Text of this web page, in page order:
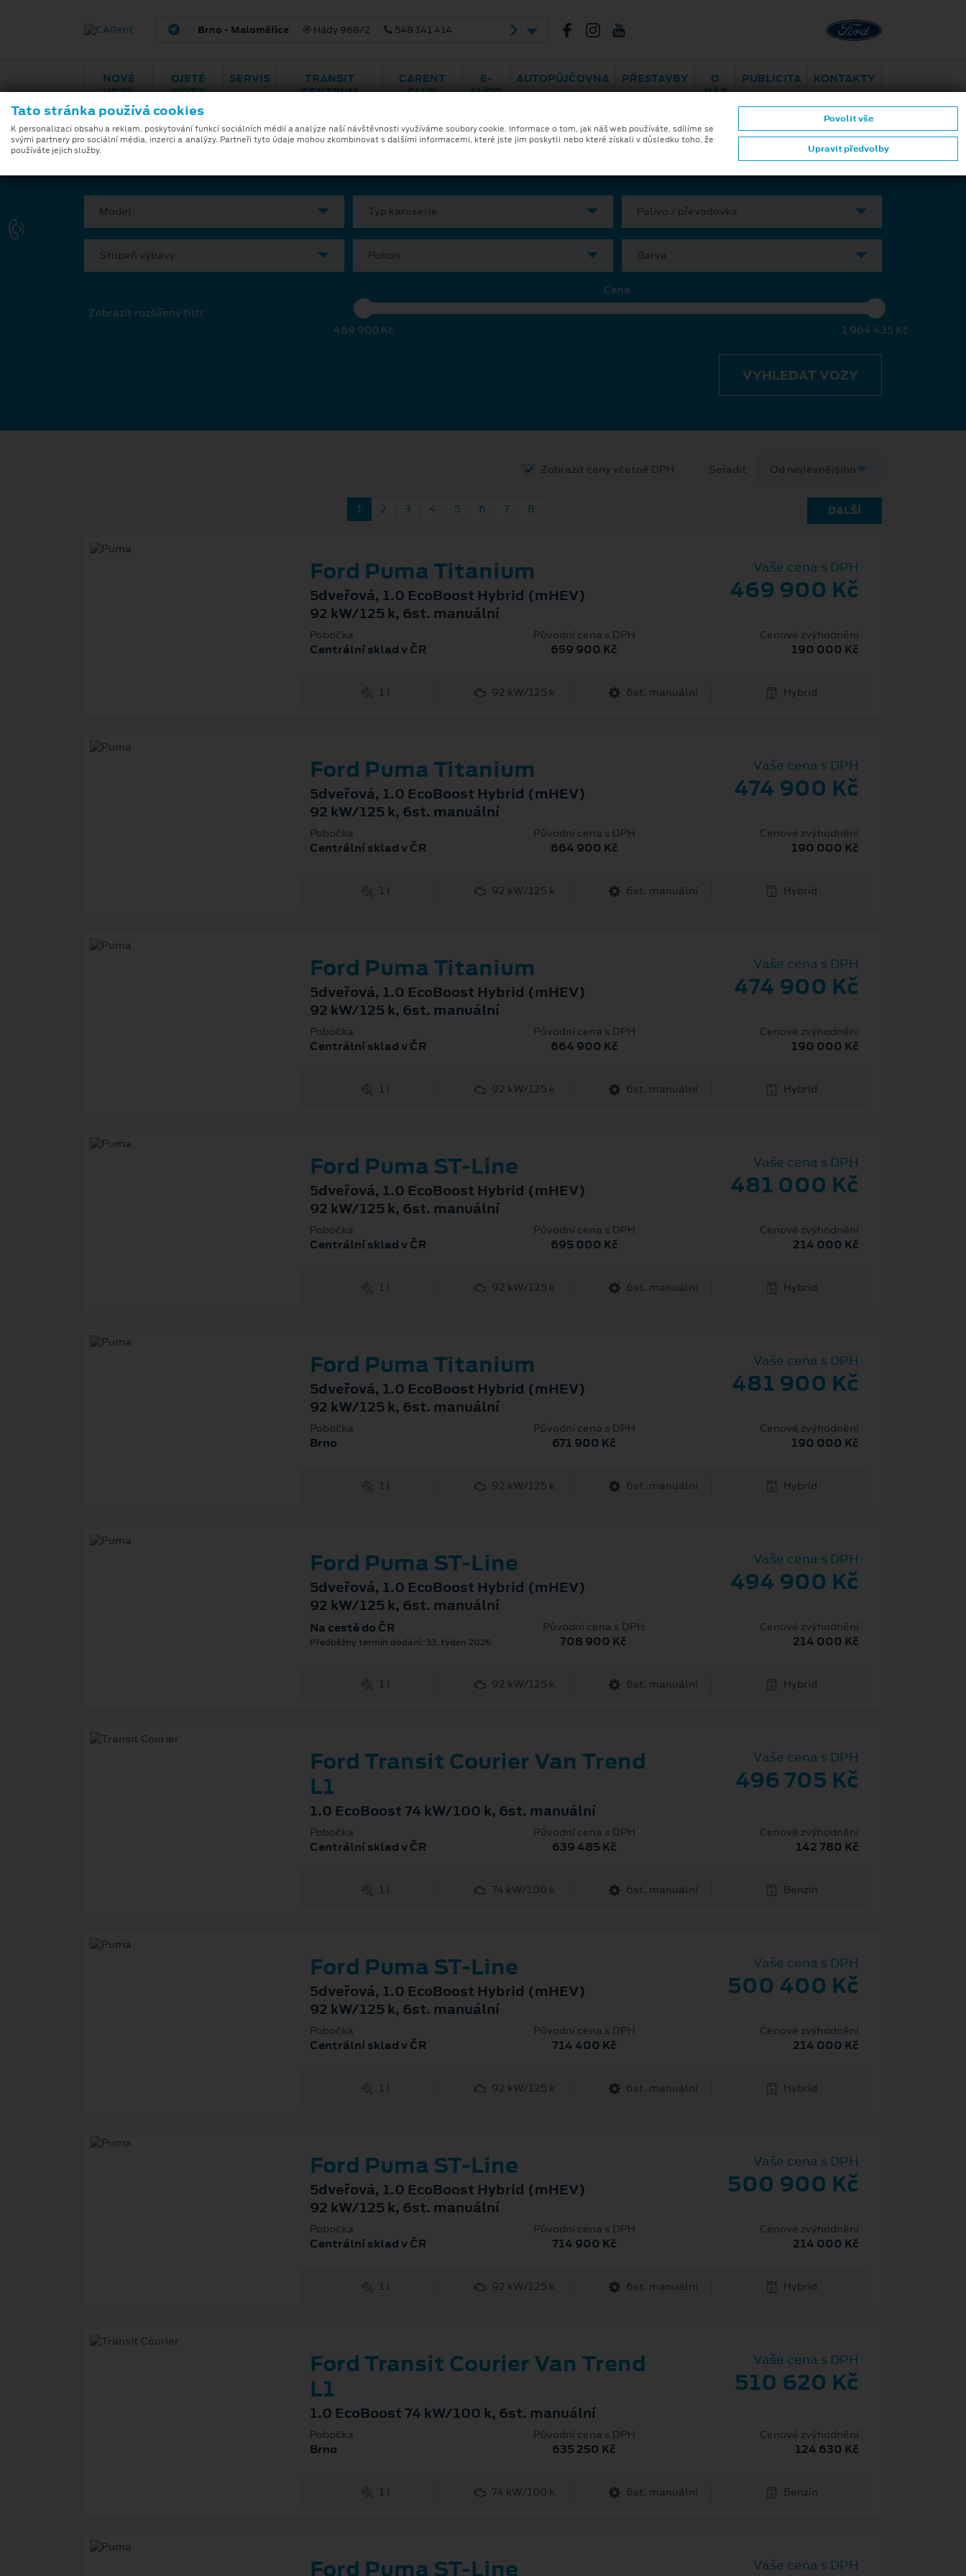
Brno - Maloměřice Hády 968/2 548 141 414 Brno - Juliánov
NOVÉ
VOZY
Modely Zvýhodněná nabídka a financování Skladové vozy Elektromobilita Aplikace Ford
OJETÉ
VOZY
SERVIS
TRANSIT
CENTRUM
CARENT
CLUB
E-
SHOP
AUTOPŮJČOVNA PŘESTAVBY
O
NÁS
PUBLICITA KONTAKTY
VYBERTE SI VÁŠ VŮZ
Model Typ karoserie Palivo / převodovka
Stupeň výbavy Pohon Barva
Zobrazit rozšířený filtr
Cena
469 900 Kč 1 964 435 Kč
VYHLEDAT VOZY
Zobrazit ceny včetně DPH Seřadit
1 2 3 4 5 6 7 8 DALŠÍ
Ford Puma Titanium
5dveřová, 1.0 EcoBoost Hybrid (mHEV)
92 kW/125 k, 6st. manuální
Vaše cena s DPH
469 900 Kč
Pobočka
Centrální sklad v ČR
Původní cena s DPH
659 900 Kč
Cenové zvýhodnění
190 000 Kč
1 l 92 kW/125 k 6st. manuální Hybrid
Ford Puma Titanium
5dveřová, 1.0 EcoBoost Hybrid (mHEV)
92 kW/125 k, 6st. manuální
Vaše cena s DPH
474 900 Kč
Pobočka
Centrální sklad v ČR
Původní cena s DPH
664 900 Kč
Cenové zvýhodnění
190 000 Kč
1 l 92 kW/125 k 6st. manuální Hybrid
Ford Puma Titanium
5dveřová, 1.0 EcoBoost Hybrid (mHEV)
92 kW/125 k, 6st. manuální
Vaše cena s DPH
474 900 Kč
Pobočka
Centrální sklad v ČR
Původní cena s DPH
664 900 Kč
Cenové zvýhodnění
190 000 Kč
1 l 92 kW/125 k 6st. manuální Hybrid
Ford Puma ST-Line
5dveřová, 1.0 EcoBoost Hybrid (mHEV)
92 kW/125 k, 6st. manuální
Vaše cena s DPH
481 000 Kč
Pobočka
Centrální sklad v ČR
Původní cena s DPH
695 000 Kč
Cenové zvýhodnění
214 000 Kč
1 l 92 kW/125 k 6st. manuální Hybrid
Ford Puma Titanium
5dveřová, 1.0 EcoBoost Hybrid (mHEV)
92 kW/125 k, 6st. manuální
Vaše cena s DPH
481 900 Kč
Pobočka
Brno
Původní cena s DPH
671 900 Kč
Cenové zvýhodnění
190 000 Kč
1 l 92 kW/125 k 6st. manuální Hybrid
Ford Puma ST-Line
5dveřová, 1.0 EcoBoost Hybrid (mHEV)
92 kW/125 k, 6st. manuální
Vaše cena s DPH
494 900 Kč
Na cestě do ČR
Předběžný termín dodání: 33. týden 2026
Původní cena s DPH
708 900 Kč
Cenové zvýhodnění
214 000 Kč
1 l 92 kW/125 k 6st. manuální Hybrid
Ford Transit Courier Van Trend
L1
1.0 EcoBoost 74 kW/100 k, 6st. manuální
Vaše cena s DPH
496 705 Kč
Pobočka
Centrální sklad v ČR
Původní cena s DPH
639 485 Kč
Cenové zvýhodnění
142 780 Kč
1 l 74 kW/100 k 6st. manuální Benzín
Ford Puma ST-Line
5dveřová, 1.0 EcoBoost Hybrid (mHEV)
92 kW/125 k, 6st. manuální
Vaše cena s DPH
500 400 Kč
Pobočka
Centrální sklad v ČR
Původní cena s DPH
714 400 Kč
Cenové zvýhodnění
214 000 Kč
1 l 92 kW/125 k 6st. manuální Hybrid
Ford Puma ST-Line
5dveřová, 1.0 EcoBoost Hybrid (mHEV)
92 kW/125 k, 6st. manuální
Vaše cena s DPH
500 900 Kč
Pobočka
Centrální sklad v ČR
Původní cena s DPH
714 900 Kč
Cenové zvýhodnění
214 000 Kč
1 l 92 kW/125 k 6st. manuální Hybrid
Ford Transit Courier Van Trend
L1
1.0 EcoBoost 74 kW/100 k, 6st. manuální
Vaše cena s DPH
510 620 Kč
Pobočka
Brno
Původní cena s DPH
635 250 Kč
Cenové zvýhodnění
124 630 Kč
1 l 74 kW/100 k 6st. manuální Benzín
Ford Puma ST-Line Vaše cena s DPH
Tato stránka používá cookies
K personalizaci obsahu a reklam, poskytování funkcí sociálních médií a analýze naší návštěvnosti využíváme soubory cookie. Informace o tom, jak náš web používáte, sdílíme se
svými partnery pro sociální média, inzerci a analýzy. Partneři tyto údaje mohou zkombinovat s dalšími informacemi, které jste jim poskytli nebo které získali v důsledku toho, že
používáte jejich služby.
Upravit předvolby
Povolit vše